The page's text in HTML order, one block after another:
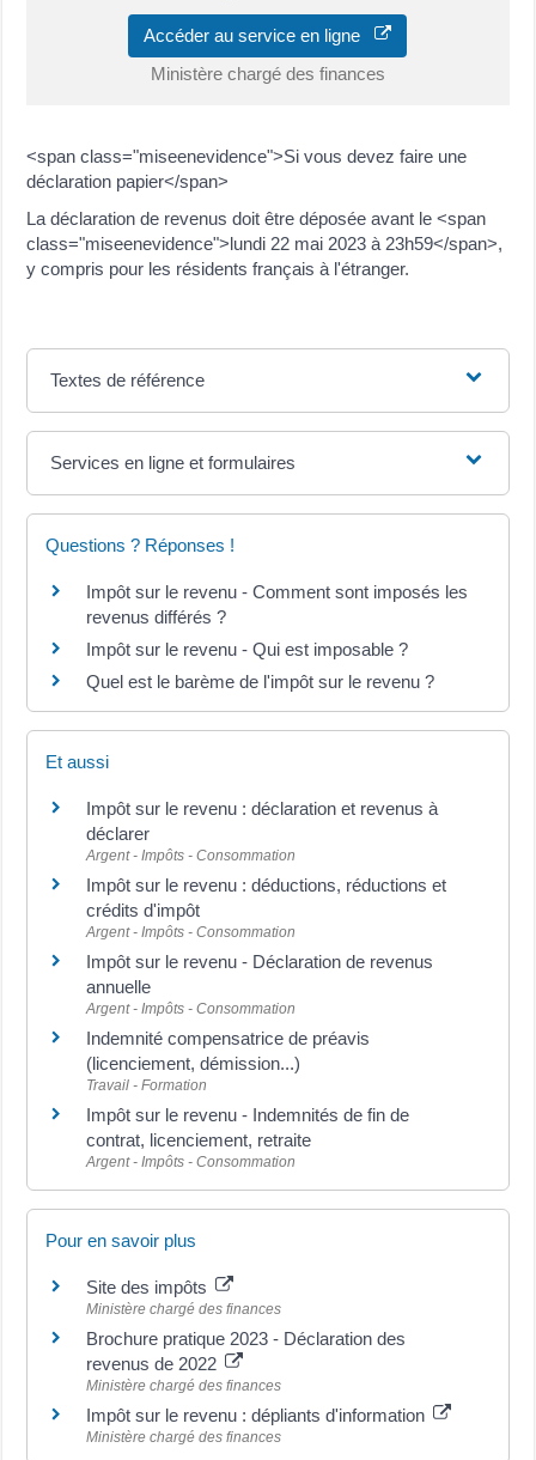
Accéder au service en ligne
Ministère chargé des finances
<span class="miseenevidence">Si vous devez faire une
déclaration papier</span>
La déclaration de revenus doit être déposée avant le <span
class="miseenevidence">lundi 22 mai 2023 à 23h59</span>,
y compris pour les résidents français à l'étranger.
Textes de référence
Services en ligne et formulaires
Questions ? Réponses !
Impôt sur le revenu - Comment sont imposés les
revenus différés ?
Impôt sur le revenu - Qui est imposable ?
Quel est le barème de l'impôt sur le revenu ?
Et aussi
Impôt sur le revenu : déclaration et revenus à
déclarer
Argent - Impôts - Consommation
Impôt sur le revenu : déductions, réductions et
crédits d'impôt
Argent - Impôts - Consommation
Impôt sur le revenu - Déclaration de revenus
annuelle
Argent - Impôts - Consommation
Indemnité compensatrice de préavis
(licenciement, démission...)
Travail - Formation
Impôt sur le revenu - Indemnités de fin de
contrat, licenciement, retraite
Argent - Impôts - Consommation
Pour en savoir plus
Site des impôts
Ministère chargé des finances
Brochure pratique 2023 - Déclaration des
revenus de 2022
Ministère chargé des finances
Impôt sur le revenu : dépliants d'information
Ministère chargé des finances